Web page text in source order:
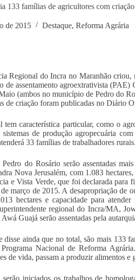
133 famílias de agricultores com criação
de 2015 Destaque, Reforma Agrária
Regional do Incra no Maranhão criou,
de assentamento agroextrativista
(ambos no município de Pedro do
de criação foram publicadas no Diário
tem característica particular, como o
sistemas de produção agropecuária
33 famílias de trabalhadores rurais.
do Rosário serão assentadas
Nova Jerusalém, com 1.083
e Vista Verde, que foi declarada
março de 2015. A desapropriação de
hectares e capacidade para
regional do Incra/MA,
Guajá serão assentadas pela
disse ainda que no total, são mais 133
Nacional de Reforma
de vida, passam a produzir alimentos
iniciados os trabalhos de